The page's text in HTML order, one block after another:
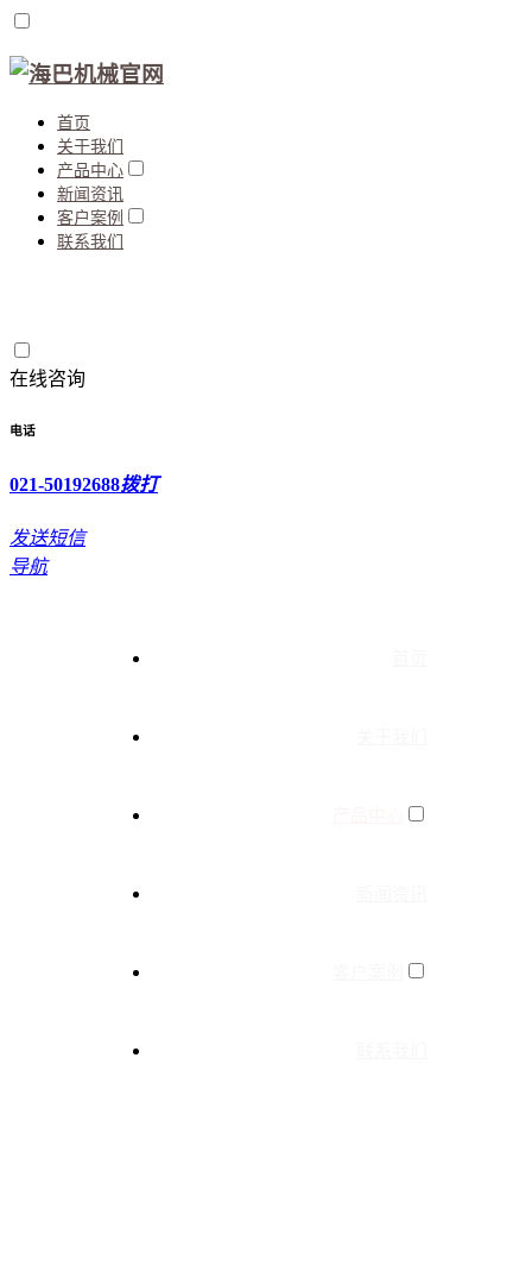
首页
关于我们
产品中心
新闻资讯
客户案例
联系我们
在线咨询
电话
021-50192688拨打
发送短信
导航